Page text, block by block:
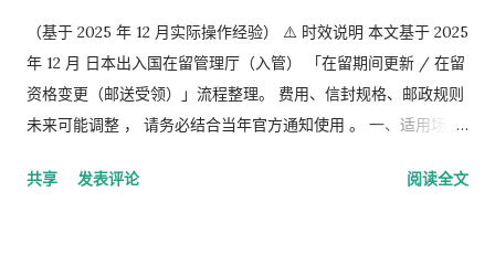
（基于 2025 年 12 月实际操作经验） ⚠️ 时效说明 本文基于 2025
年 12 月 日本出入国在留管理厅（入管） 「在留期间更新 / 在留
资格变更（邮送受领）」流程整理。 费用、信封规格、邮政规则
未来可能调整 ， 请务必结合当年官方通知使用 。 一、适用场景
完了，请邮寄材料 」的邮件 选择 邮送方式领取新在留卡 需要自
共享 发表评论 阅读全文